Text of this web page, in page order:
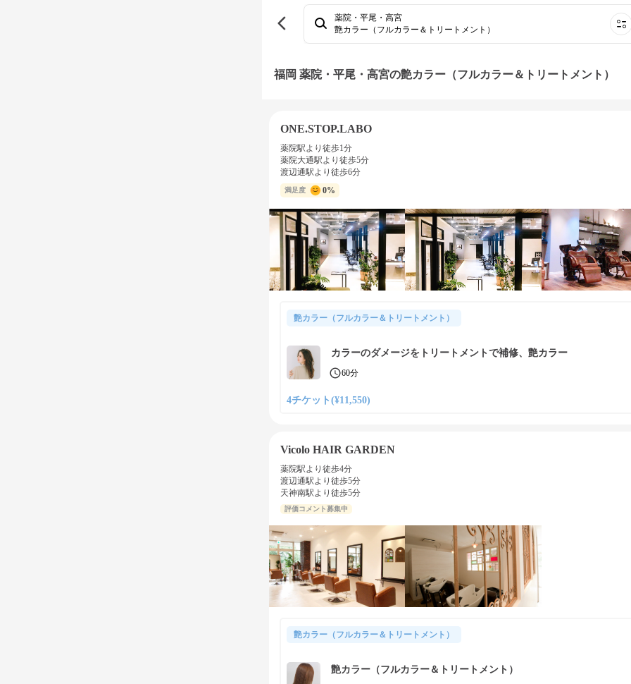
薬院・平尾・高宮
艶カラー（フルカラー＆トリートメント）
福岡 薬院・平尾・高宮の艶カラー（フルカラー＆トリートメント）
ONE.STOP.LABO
薬院駅より徒歩1分
薬院大通駅より徒歩5分
渡辺通駅より徒歩6分
満足度 0%
艶カラー（フルカラー＆トリートメント）
カラーのダメージをトリートメントで補修、艶カラー
60分
4チケット(¥11,550)
Vicolo HAIR GARDEN
薬院駅より徒歩4分
渡辺通駅より徒歩5分
天神南駅より徒歩5分
評価コメント募集中
艶カラー（フルカラー＆トリートメント）
艶カラー（フルカラー＆トリートメント）